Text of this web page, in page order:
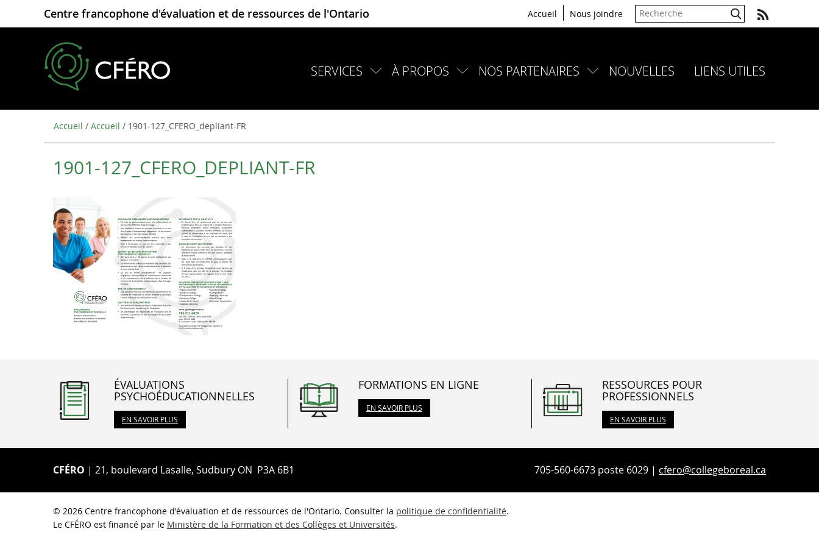
Centre francophone d'évaluation et de ressources de l'Ontario Accueil Nous joindre
SERVICES À PROPOS NOS PARTENAIRES NOUVELLES LIENS UTILES
Accueil / Accueil / 1901-127_CFERO_depliant-FR
1901-127_CFERO_DEPLIANT-FR
ÉVALUATIONS
PSYCHOÉDUCATIONNELLES
EN SAVOIR PLUS
FORMATIONS EN LIGNE
EN SAVOIR PLUS
RESSOURCES POUR
PROFESSIONNELS
EN SAVOIR PLUS
CFÉRO | 21, boulevard Lasalle, Sudbury ON P3A 6B1 705-560-6673 poste 6029 | cfero@collegeboreal.ca
© 2026 Centre francophone d'évaluation et de ressources de l'Ontario. Consulter la politique de confidentialité.
Le CFÉRO est financé par le Ministère de la Formation et des Collèges et Universités.